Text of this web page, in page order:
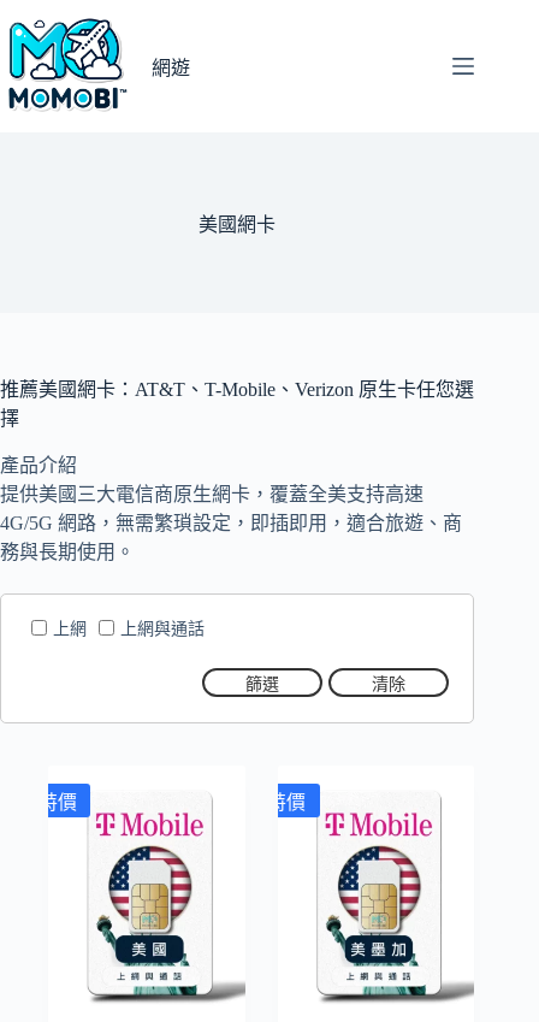
主
要
網遊
美國網卡
推薦美國網卡：AT&T、T-Mobile、Verizon 原生卡任您選
擇
產品介紹
提供美國三大電信商原生網卡，覆蓋全美支持高速
4G/5G 網路，無需繁瑣設定，即插即用，適合旅遊、商
務與長期使用。
上網 上網與通話
篩選 清除
特價 特價